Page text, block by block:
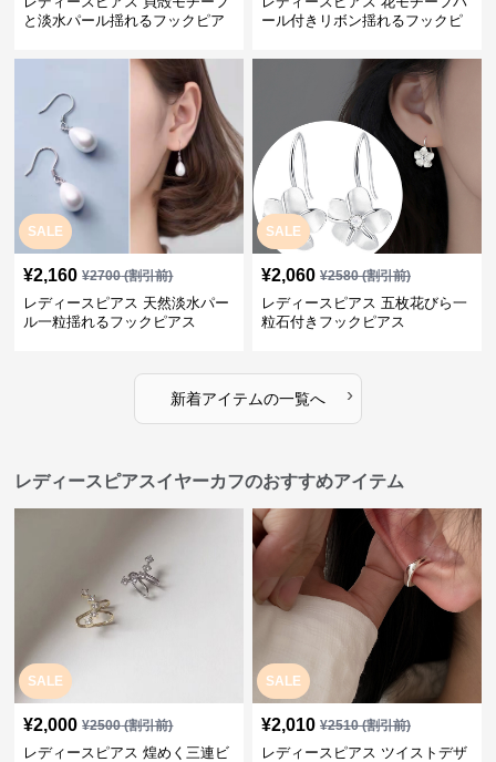
と淡水パール揺れるフックピア
ール付きリボン揺れるフックピ
SALE
¥2,160 ¥2700(割引前)
レディースピアス 天然淡水パー
ル一粒揺れるフックピアス
SALE
¥2,060 ¥2580(割引前)
レディースピアス 五枚花びら一
粒石付きフックピアス
新着アイテムの一覧へ ›
レディースピアスイヤーカフのおすすめアイテム
SALE
¥2,000 ¥2500(割引前)
レディースピアス 煌めく三連ビ
SALE
¥2,010 ¥2510(割引前)
レディースピアス ツイストデザ